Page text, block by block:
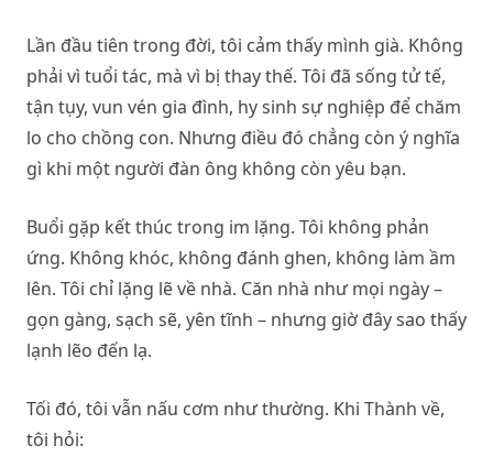
Lần đầu tiên trong đời, tôi cảm thấy mình già. Không
phải vì tuổi tác, mà vì bị thay thế. Tôi đã sống tử tế,
tận tụy, vun vén gia đình, hy sinh sự nghiệp để chăm
lo cho chồng con. Nhưng điều đó chẳng còn ý nghĩa
gì khi một người đàn ông không còn yêu bạn.
Buổi gặp kết thúc trong im lặng. Tôi không phản
ứng. Không khóc, không đánh ghen, không làm ầm
lên. Tôi chỉ lặng lẽ về nhà. Căn nhà như mọi ngày –
gọn gàng, sạch sẽ, yên tĩnh – nhưng giờ đây sao thấy
lạnh lẽo đến lạ.
Tối đó, tôi vẫn nấu cơm như thường. Khi Thành về,
tôi hỏi: